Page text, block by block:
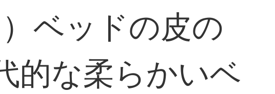
ベッドの皮の
的な柔らかいベ